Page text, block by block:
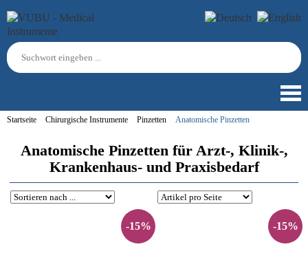
Startseite Chirurgische Instrumente Pinzetten Anatomische Pinzetten
Anatomische Pinzetten für Arzt-, Klinik-,
Krankenhaus- und Praxisbedarf
-15% -15%